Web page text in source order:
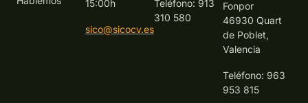
15:00h
sico@sicocv.es
Teléfono: 913
310 580
Fonpor
46930 Quart
de Poblet,
Valencia
Teléfono: 963
953 815